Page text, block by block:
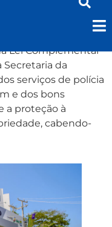
Lei Complementar
Secretaria da
serviços de polícia
e dos bons
a proteção à
cabendo-